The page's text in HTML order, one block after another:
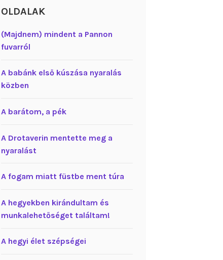
OLDALAK
(Majdnem) mindent a Pannon
fuvarról
A babánk első kúszása nyaralás
közben
A barátom, a pék
A Drotaverin mentette meg a
nyaralást
A fogam miatt füstbe ment túra
A hegyekben kirándultam és
munkalehetőséget találtam!
A hegyi élet szépségei